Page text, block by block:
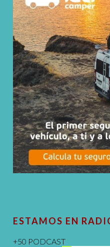
ESTAMOS EN
+50 PODCAST